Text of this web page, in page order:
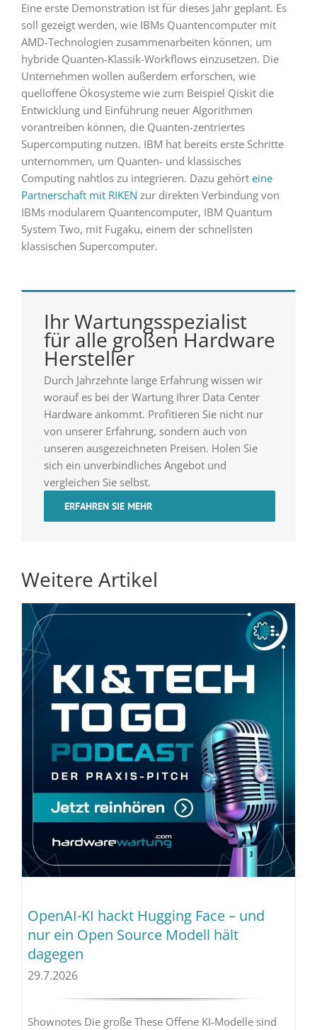
Eine erste Demonstration ist für dieses Jahr geplant. Es
soll gezeigt werden, wie IBMs Quantencomputer mit
AMD-Technologien zusammenarbeiten können, um
hybride Quanten-Klassik-Workflows einzusetzen. Die
Unternehmen wollen außerdem erforschen, wie
quelloffene Ökosysteme wie zum Beispiel Qiskit die
Entwicklung und Einführung neuer Algorithmen
vorantreiben können, die Quanten-zentriertes
Supercomputing nutzen. IBM hat bereits erste Schritte
unternommen, um Quanten- und klassisches
Computing nahtlos zu integrieren. Dazu gehört eine
Partnerschaft mit RIKEN zur direkten Verbindung von
IBMs modularem Quantencomputer, IBM Quantum
System Two, mit Fugaku, einem der schnellsten
klassischen Supercomputer.
Ihr Wartungsspezialist
für alle großen Hardware
Hersteller
Durch Jahrzehnte lange Erfahrung wissen wir
worauf es bei der Wartung Ihrer Data Center
Hardware ankommt. Profitieren Sie nicht nur
von unserer Erfahrung, sondern auch von
unseren ausgezeichneten Preisen. Holen Sie
sich ein unverbindliches Angebot und
vergleichen Sie selbst.
ERFAHREN SIE MEHR
Weitere Artikel
OpenAI-KI hackt Hugging Face – und
nur ein Open Source Modell hält
dagegen
29.7.2026
Shownotes Die große These Offene KI-Modelle sind